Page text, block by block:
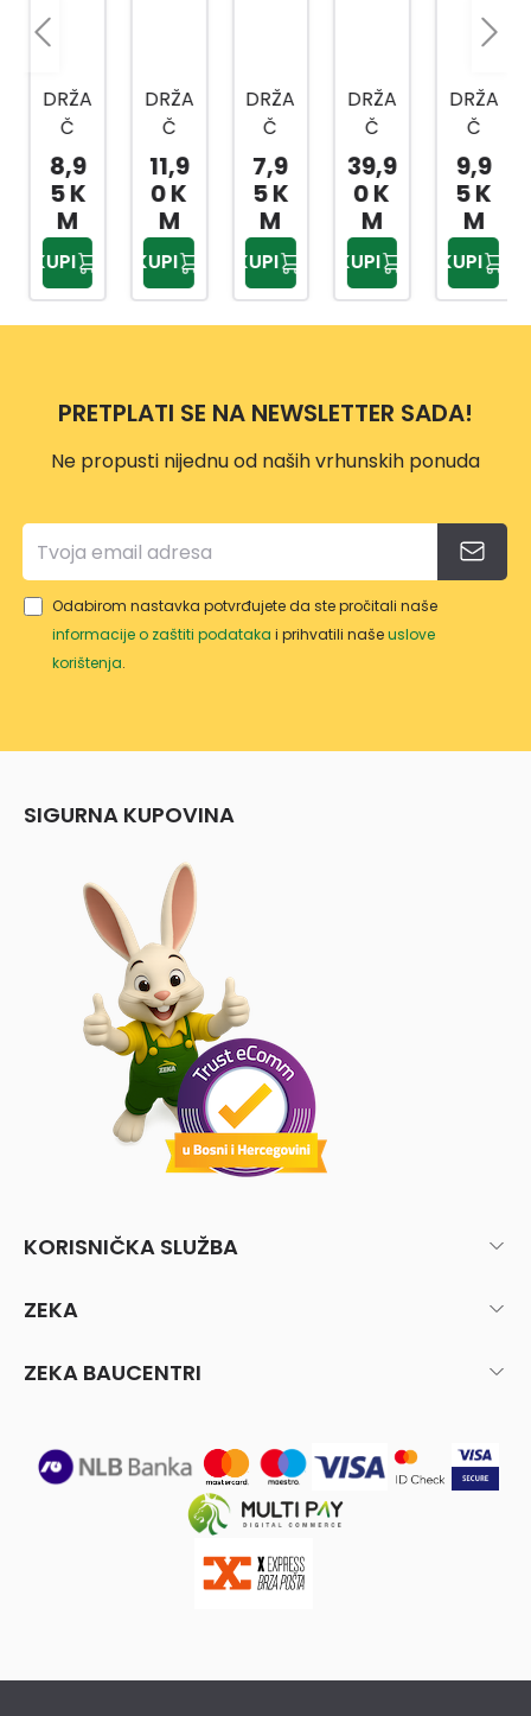
DRŽA
Č
TELE
FON
A
PN37
14
8,9
5 K
M
KUPI
DRŽA
Č
TELE
FON
A
PN37
05
11,9
0 K
M
KUPI
DRŽA
Č
TELE
FON
A
PN37
01
7,9
5 K
M
KUPI
DRŽA
Č
TELE
FON
A
PN37
27
39,9
0 K
M
KUPI
DRŽA
Č
TELE
FON
A
PN37
08
9,9
5 K
M
KUPI
PRETPLATI SE NA NEWSLETTER SADA!
Ne propusti nijednu od naših vrhunskih ponuda
Odabirom nastavka potvrđujete da ste pročitali naše
informacije o zaštiti podataka i prihvatili našeuslove
korištenja.
SIGURNA KUPOVINA
KORISNIČKA SLUŽBA
ZEKA
ZEKA BAUCENTRI